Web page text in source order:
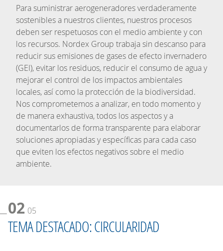
Para suministrar aerogeneradores verdaderamente
sostenibles a nuestros clientes, nuestros procesos
deben ser respetuosos con el medio ambiente y con
los recursos. Nordex Group trabaja sin descanso para
reducir sus emisiones de gases de efecto invernadero
(GEI), evitar los residuos, reducir el consumo de agua y
mejorar el control de los impactos ambientales
locales, así como la protección de la biodiversidad.
Nos comprometemos a analizar, en todo momento y
de manera exhaustiva, todos los aspectos y a
documentarlos de forma transparente para elaborar
soluciones apropiadas y específicas para cada caso
que eviten los efectos negativos sobre el medio
ambiente.
02 05
TEMA DESTACADO: CIRCULARIDAD